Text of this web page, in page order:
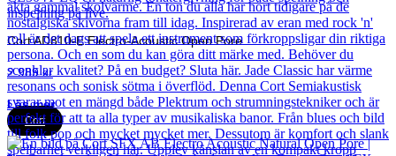
Cort AD810-E Electro-Acoustic Open Pore
2 989kr
Läs mer
Cort